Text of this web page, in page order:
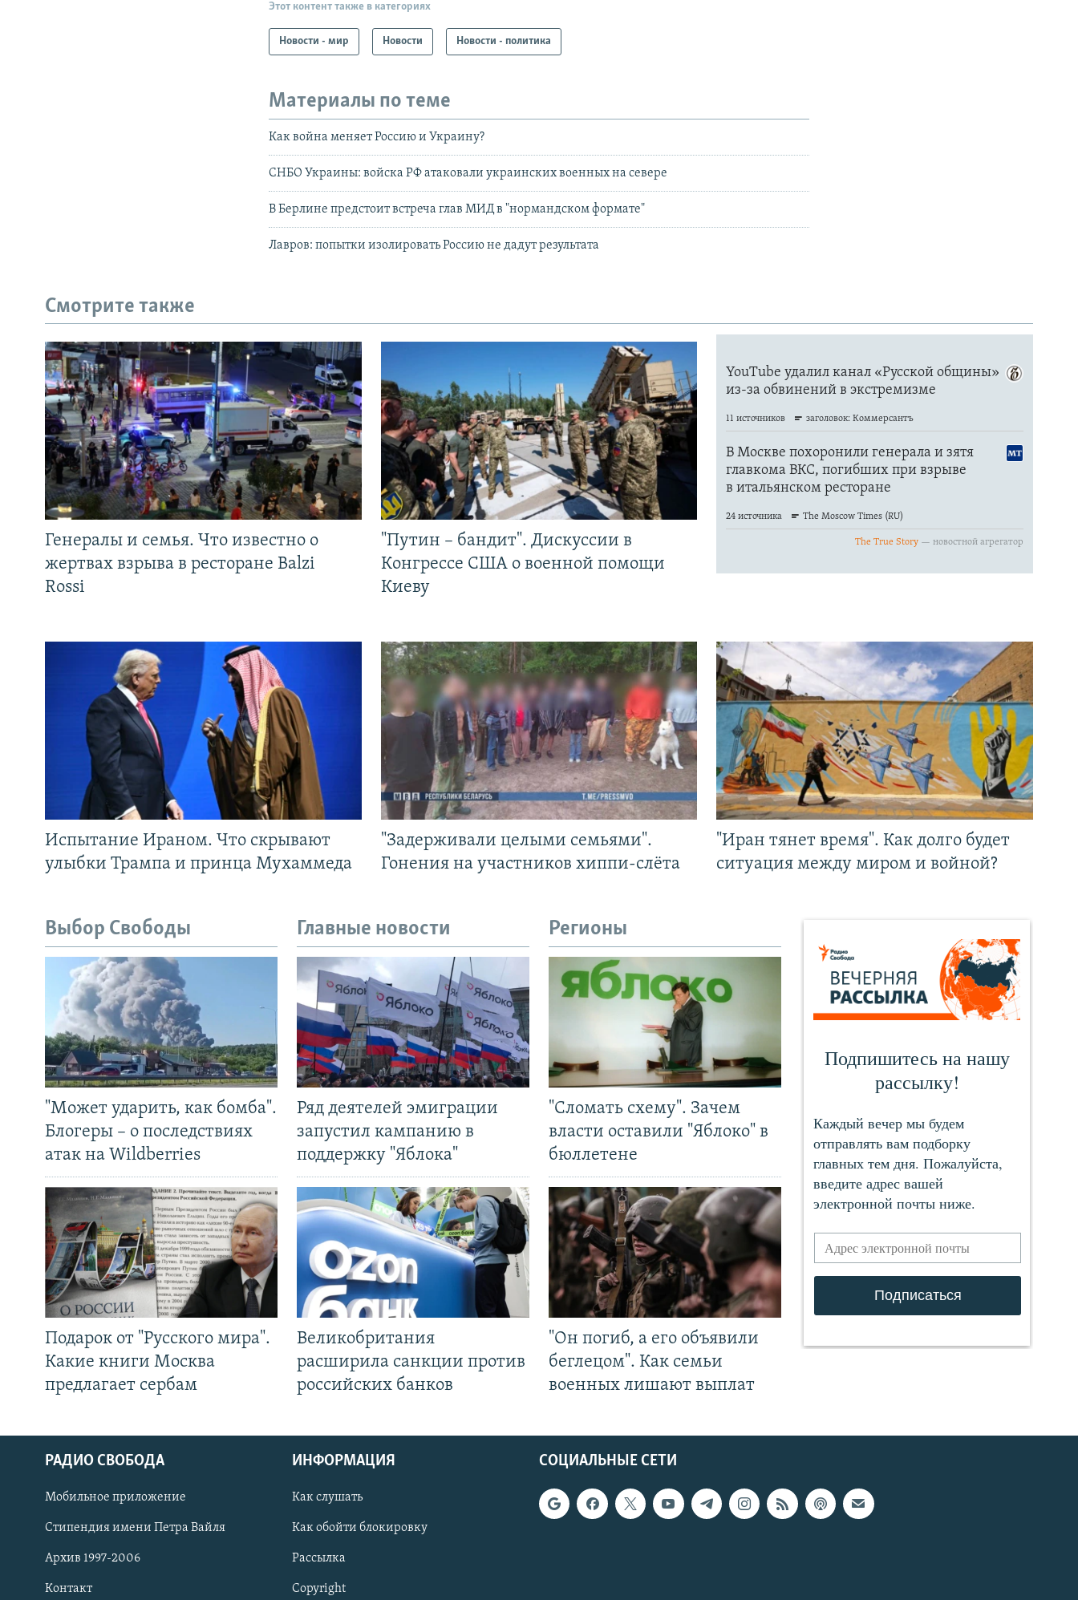
СОЦИАЛЬНЫЕ СЕТИ
Этот контент также в категориях
Новости - мир Новости Новости - политика
Материалы по теме
Как война меняет Россию и Украину?
СНБО Украины: войска РФ атаковали украинских военных на севере
В Берлине предстоит встреча глав МИД в "нормандском формате"
Лавров: попытки изолировать Россию не дадут результата
Смотрите также
Генералы и семья. Что известно о
жертвах взрыва в ресторане Balzi
Rossi
"Путин – бандит". Дискуссии в
Конгрессе США о военной помощи
Киеву
Испытание Ираном. Что скрывают
улыбки Трампа и принца Мухаммеда
"Задерживали целыми семьями".
Гонения на участников хиппи-слёта
"Иран тянет время". Как долго будет
ситуация между миром и войной?
Выбор Свободы
"Может ударить, как бомба".
Блогеры – о последствиях
атак на Wildberries
Подарок от "Русского мира".
Какие книги Москва
предлагает сербам
Главные новости
Ряд деятелей эмиграции
запустил кампанию в
поддержку "Яблока"
Великобритания
расширила санкции против
российских банков
Регионы
"Сломать схему". Зачем
власти оставили "Яблоко" в
бюллетене
"Он погиб, а его объявили
беглецом". Как семьи
военных лишают выплат
СОЦИАЛЬНЫЕ СЕТИ
РАДИО СВОБОДА
Мобильное приложение
Стипендия имени Петра Вайля
Архив 1997-2006
Контакт
ИНФОРМАЦИЯ
Как слушать
Как обойти блокировку
Рассылка
Copyright